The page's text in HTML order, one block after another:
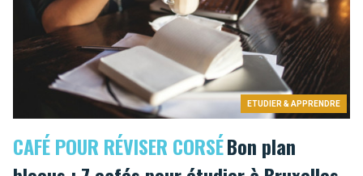
ETUDIER & APPRENDRE
CAFÉ POUR RÉVISER CORSÉBon plan